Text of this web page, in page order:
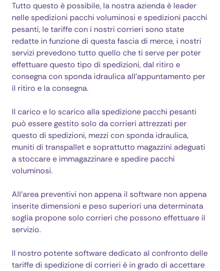
Ritiro e consegna a domicilio
Spedizione con Corriere
spedizioni low cost, spedire pacco economico
Spedizione in Contrassegno
Spedizione gratuita, spedisci e risparmi
Listino prezzi per spedizioni dirette in Italia
Tutto questo è possibile, la nostra azienda è leader
nelle spedizioni pacchi voluminosi e spedizioni pacchi
pesanti, le tariffe con i nostri corrieri sono state
redatte in funzione di questa fascia di merce, i nostri
servizi prevedono tutto quello che ti serve per poter
effettuare questo tipo di spedizioni, dal ritiro e
consegna con sponda idraulica all'appuntamento per
il ritiro e la consegna.
Il carico e lo scarico alla spedizione pacchi pesanti
può essere gestito solo da corrieri attrezzati per
questo di spedizioni, mezzi con sponda idraulica,
muniti di transpallet e soprattutto magazzini adeguati
a stoccare e immagazzinare e spedire pacchi
voluminosi.
All'area preventivi non appena il software non appena
inserite dimensioni e peso superiori una determinata
soglia propone solo corrieri che possono effettuare il
servizio.
Il nostro potente software dedicato al confronto delle
tariffe di spedizione di corrieri è in grado di accettare